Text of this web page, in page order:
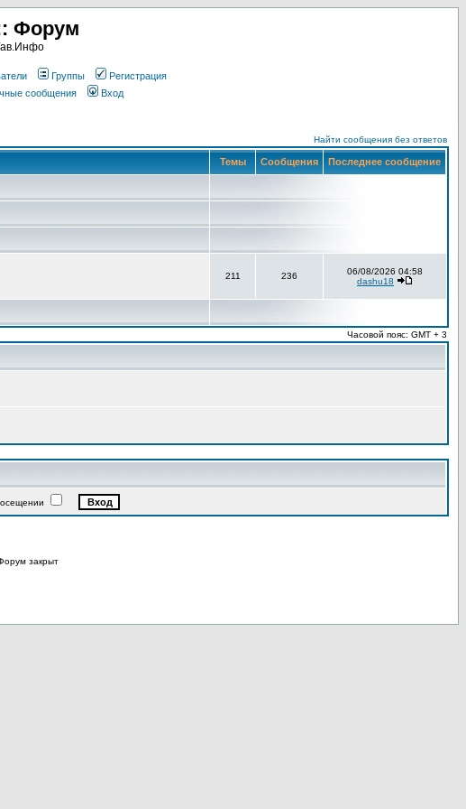
Форум
Группы
Регистрация
сообщения Вход
Найти сообщения без ответов
Темы Сообщения Последнее сообщение
211 236
06/08/2026 04:58
dashu18
Часовой пояс: GMT + 3
закрыт